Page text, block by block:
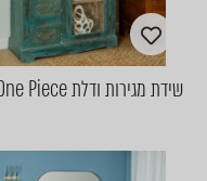
שידת מגירות ודלת One Piece